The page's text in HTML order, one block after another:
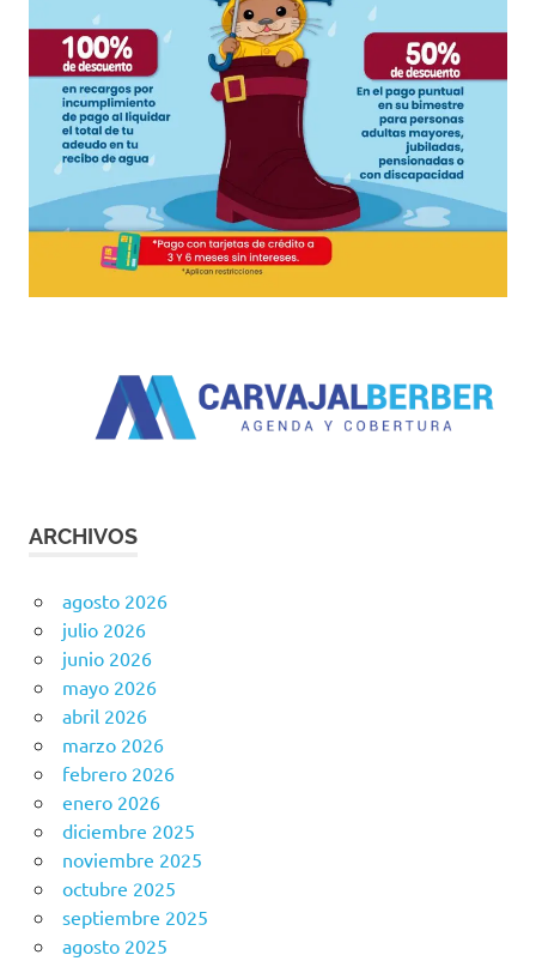
ARCHIVOS
agosto 2026
julio 2026
junio 2026
mayo 2026
abril 2026
marzo 2026
febrero 2026
enero 2026
diciembre 2025
noviembre 2025
octubre 2025
septiembre 2025
agosto 2025